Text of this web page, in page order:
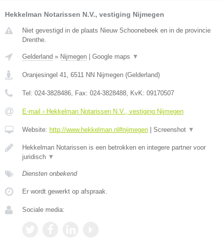
Hekkelman Notarissen N.V., vestiging Nijmegen
Niet gevestigd in de plaats Nieuw Schoonebeek en in de provincie
Drenthe.
Gelderland » Nijmegen | Google maps ▼
Oranjesingel 41 6511 NN Nijmegen (Gelderland)
Tel: 024-3828486 , Fax: 024-3828488 , KvK: 09170507
E-mail › Hekkelman Notarissen N.V., vestiging Nijmegen
Website: http://www.hekkelman.nl#nijmegen | Screenshot ▼
Hekkelman Notarissen is een betrokken en integere partner voor
juridisch ▼
Diensten onbekend
Er wordt gewerkt op afspraak.
Sociale media: